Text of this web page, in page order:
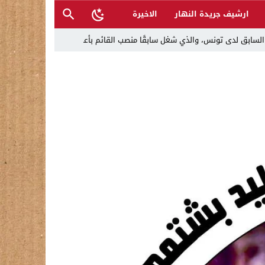
ارشيف جريدة النهار
الاخيرة
وتدعو إلى تحري الدقة